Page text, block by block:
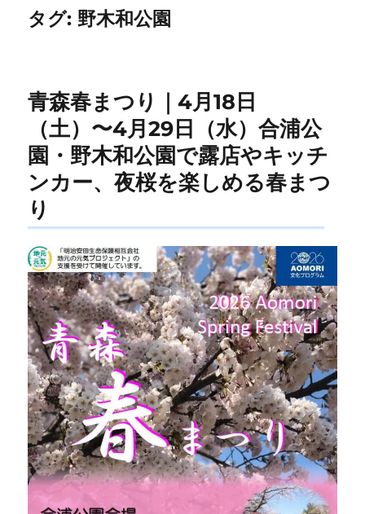
タグ:野木和公園
青森春まつり｜4月18日
（土）〜4月29日（水）合浦公
園・野木和公園で露店やキッチ
ンカー、夜桜を楽しめる春まつ
り